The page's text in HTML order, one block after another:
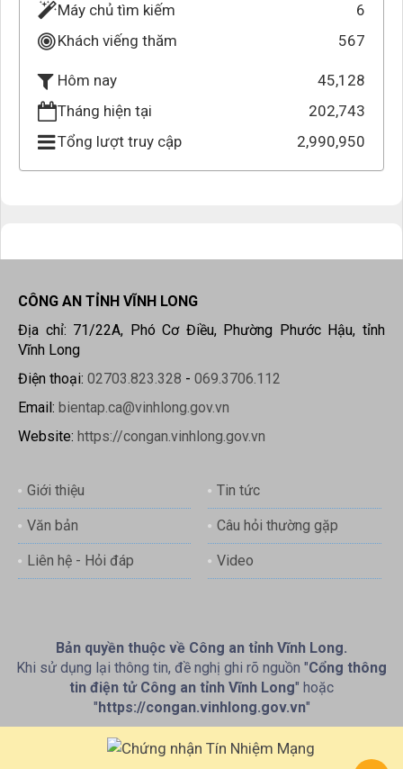
Máy chủ tìm kiếm
6
Khách viếng thăm
567
Hôm nay
45,128
Tháng hiện tại
202,743
Tổng lượt truy cập
2,990,950
CÔNG AN TỈNH VĨNH LONG
Địa chỉ: 71/22A, Phó Cơ Điều, Phường Phước Hậu, tỉnh
Vĩnh Long
Điện thoại: 02703.823.328 - 069.3706.112
Email: bientap.ca@vinhlong.gov.vn
Website: https://congan.vinhlong.gov.vn
Giới thiệu Tin tức
Văn bản Câu hỏi thường gặp
Liên hệ - Hỏi đáp Video
Bản quyền thuộc về Công an tỉnh Vĩnh Long.
Khi sử dụng lại thông tin, đề nghị ghi rõ nguồn "Cổng thông
tin điện tử Công an tỉnh Vĩnh Long" hoặc
"https://congan.vinhlong.gov.vn"